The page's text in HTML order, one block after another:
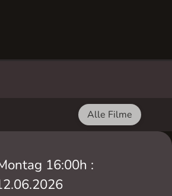
Alle Filme
16:00h :